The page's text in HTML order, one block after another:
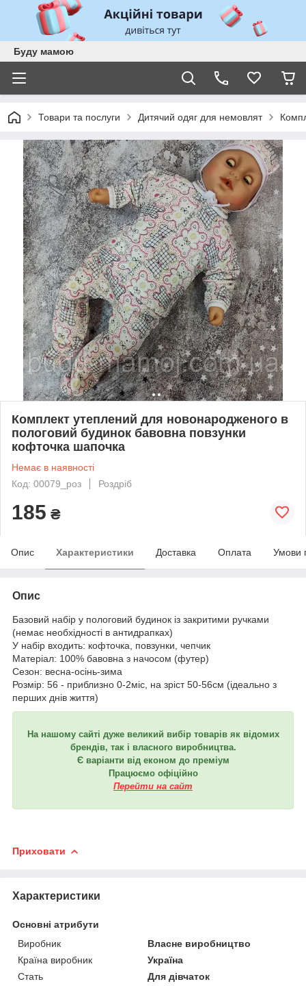
Буду мамою
Товари та послуги Дитячий одяг для немовлят
Комплект утеплений для новонародженого в
пологовий будинок бавовна повзунки
кофточка шапочка
Немає в наявності
Код: 00079_роз
Роздріб
185 ₴
Опис Характеристики Доставка Оплата Умови
Опис
Базовий набір у пологовий будинок із закритими ручками
(немає необхідності в антидрапках)
У набір входить: кофточка, повзунки, чепчик
Матеріал: 100% бавовна з начосом (футер)
Сезон: весна-осінь-зима
Розмір: 56 - приблизно 0-2міс, на зріст 50-56см (ідеально з
перших днів життя)
На нашому сайті дуже великий вибір товарів як відомих
брендів, так і власного виробництва.
Є варіанти від економ до преміум
Працюємо офіційно
Перейти на сайт
Приховати
Характеристики
Основні атрибути
Виробник
Власне виробництво
Країна виробник
Україна
Стать
Для дівчаток